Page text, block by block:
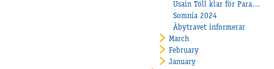
Usain Töll klar för Paralympiatravet
Somnia 2024
Åbytravet informerar
March
February
January